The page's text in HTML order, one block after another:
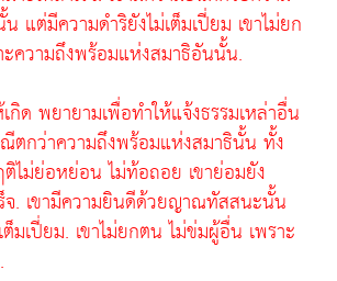
แต่มีความดำริยังไม่เต็มเปี่ยม เขาไม่ยก
ความถึงพร้อมแห่งสมาธิอันนั้น.
กิด พยายามเพื่อทำให้แจ้งธรรมเหล่าอื่น
ตกว่าความถึงพร้อมแห่งสมาธินั้น ทั้ง
ไม่ย่อหย่อน ไม่ท้อถอย เขาย่อมยัง
. เขามีความยินดีด้วยญาณทัสสนะนั้น
มเปี่ยม. เขาไม่ยกตน ไม่ข่มผู้อื่น เพราะ